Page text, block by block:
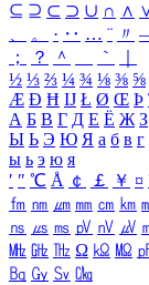
⊆ ⊇ ⊂ ⊃ ∪ ∩ ∧
、
。 · ‥ … ¨ 〃
；
？ ＾ ｀
½ ⅓ ⅔ ¼ ¾ ⅛ ⅜ ⅝
Æ Ð Ħ Ĳ Ł Ø Œ Þ
А Б В Г Д Е Ё Ж З
Ы Ь Э Ю Я а б в г
ы ь э ю я
′ ″ ℃ Å ￠ ￡ ￥ ¤
㎙ ㎚ ㎛ ㎜ ㎝ ㎞
㎱ ㎲ ㎳ ㎴ ㎵ ㎶
㎒ ㎓ ㎔ Ω ㏀ ㏁
㏃ ㏉ ㏜ ㏆